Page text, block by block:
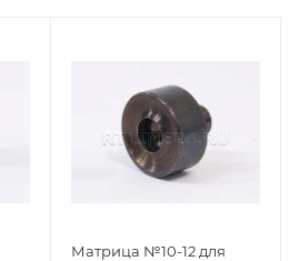
Матрица №10-12 для